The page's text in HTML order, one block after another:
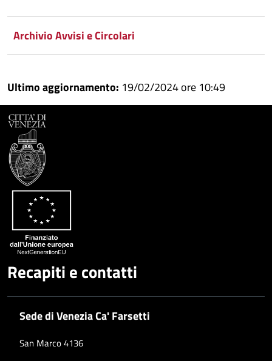
Facebook
su
Twitter
Condividi
su
Google
Condividi
su
Archivio Avvisi e Circolari
Ultimo aggiornamento: 19/02/2024 ore 10:49
Recapiti e contatti
Sede di Venezia Ca' Farsetti
San Marco 4136